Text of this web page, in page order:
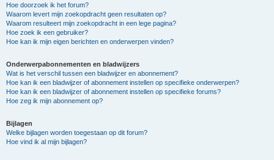
Hoe doorzoek ik het forum?
Waarom levert mijn zoekopdracht geen resultaten op?
Waarom resulteert mijn zoekopdracht in een lege pagina?
Hoe zoek ik een gebruiker?
Hoe kan ik mijn eigen berichten en onderwerpen vinden?
Onderwerpabonnementen en bladwijzers
Wat is het verschil tussen een bladwijzer en abonnement?
Hoe kan ik een bladwijzer of abonnement instellen op specifieke onderwerpen?
Hoe kan ik een bladwijzer of abonnement instellen op specifieke forums?
Hoe zeg ik mijn abonnement op?
Bijlagen
Welke bijlagen worden toegestaan op dit forum?
Hoe vind ik al mijn bijlagen?